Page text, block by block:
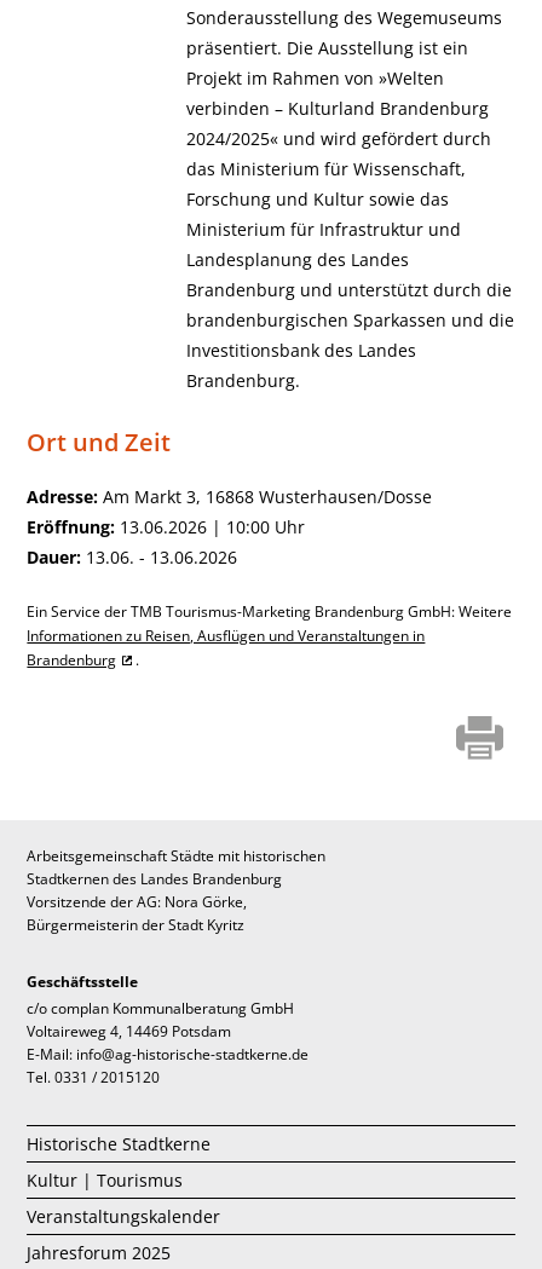
Sonderausstellung des Wegemuseums
präsentiert. Die Ausstellung ist ein
Projekt im Rahmen von »Welten
verbinden – Kulturland Brandenburg
2024/2025« und wird gefördert durch
das Ministerium für Wissenschaft,
Forschung und Kultur sowie das
Ministerium für Infrastruktur und
Landesplanung des Landes
Brandenburg und unterstützt durch die
brandenburgischen Sparkassen und die
Investitionsbank des Landes
Brandenburg.
Ort und Zeit
Adresse: Am Markt 3, 16868 Wusterhausen/Dosse
Eröffnung: 13.06.2026 | 10:00 Uhr
Dauer: 13.06. - 13.06.2026
Ein Service der TMB Tourismus-Marketing Brandenburg GmbH: Weitere
Informationen zu Reisen, Ausflügen und Veranstaltungen in
Brandenburg
.
Arbeitsgemeinschaft Städte mit historischen
Stadtkernen des Landes Brandenburg
Vorsitzende der AG: Nora Görke,
Bürgermeisterin der Stadt Kyritz
Geschäftsstelle
c/o complan Kommunalberatung GmbH
Voltaireweg 4, 14469 Potsdam
E-Mail: info@ag-historische-stadtkerne.de
Tel. 0331 / 2015120
Historische Stadtkerne
Kultur | Tourismus
Veranstaltungskalender
Jahresforum 2025